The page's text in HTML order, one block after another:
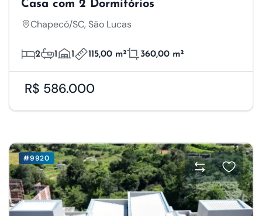
Casa com 2 Dormitórios
Chapecó/SC, São Lucas
2 1 1 115,00 m² 360,00 m²
R$ 586.000
#9920
Salvar Preferências